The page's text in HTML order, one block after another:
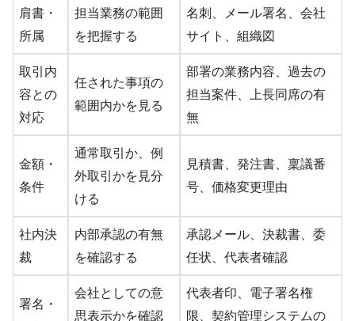
肩書・
所属
担当業務の範囲
を把握する
名刺、メール署名、会社
サイト、組織図
取引内
容との
対応
任された事項の
範囲内かを見る
部署の業務内容、過去の
担当案件、上長同席の有
無
金額・
条件
通常取引か、例
外取引かを見分
ける
見積書、発注書、稟議番
号、価格変更理由
社内決
裁
内部承認の有無
を確認する
承認メール、決裁書、委
任状、代表者確認
署名・
会社としての意
思表示かを確認
代表者印、電子署名権
限、契約管理システムの